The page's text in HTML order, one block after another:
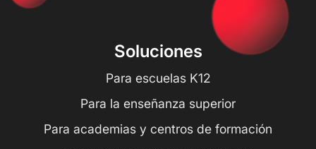
Soluciones
Para escuelas K12
Para la enseñanza superior
Para academias y centros de formación